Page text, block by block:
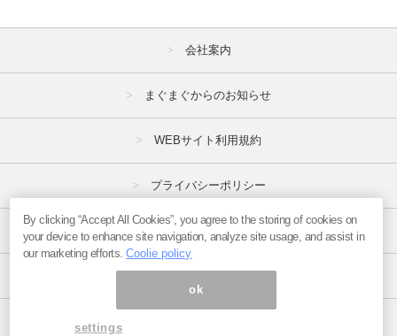
会社案内
まぐまぐからのお知らせ
WEBサイト利用規約
プライバシーポリシー
特定商取引法
ページ内の商標は全て商標権者に属します。
By clicking “Accept All Cookies”, you agree to the storing of cookies on
your device to enhance site navigation, analyze site usage, and assist in
our marketing efforts.Coolie policy
ok
settings